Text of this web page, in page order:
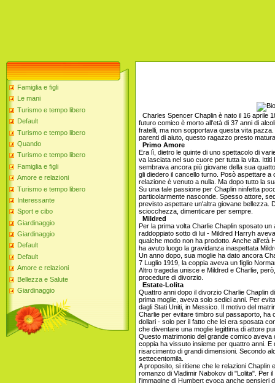
Famiglia e figli
Le mani
Turismo e tempo libero
Default
Turismo e tempo libero
Quando
Turismo e tempo libero
Famiglia e figli
Amore e relazioni
Turismo e tempo libero
Interessante
Sport e cibo
Giardinaggio
Giardinaggio
Default
Default
Amore e relazioni
Bellezza e Salute
Giardinaggio
Charles Spencer Chaplin è nato il 16 aprile
futuro comico è morto all'età di 37 anni di
fratelli, ma non sopportava questa vita
parenti di aiuto, questo ragazzo presto
Primo Amore
Era lì, dietro le quinte di uno spettacolo di
va lasciata nel suo cuore per tutta la vita.
sembrava ancora più giovane della sua
gli diedero il cancello turno. Posò aspettare
relazione è venuto a nulla. Ma dopo tutto la
Su una tale passione per Chaplin ninfetta
particolarmente nasconde. Spesso attore,
previsto aspettare un'altra giovane bellezza.
sciocchezza, dimenticare per sempre.
Mildred
Per la prima volta Charlie Chaplin sposato
raddoppiato sotto di lui - Mildred Harryh
qualche modo non ha prodotto. Anche all'età
ha avuto luogo la gravidanza inaspettata
Un anno dopo, sua moglie ha dato ancora
7 Luglio 1919, la coppia aveva un figlio
Altro tragedia unisce e Mildred e Charlie,
procedure di divorzio.
Estate-Lolita
Quattro anni dopo il divorzio Charlie Chaplin
prima moglie, aveva solo sedici anni. Per
dagli Stati Uniti, in Messico. Il motivo del
Charlie per evitare timbro sul passaporto, ha
dollari - solo per il fatto che lei era sposata
che diventare una moglie legittima di attore
Questo matrimonio del grande comico aveva
coppia ha vissuto insieme per quattro anni.
risarcimento di grandi dimensioni. Secondo
settecentomila.
A proposito, si ritiene che le relazioni Chaplin
romanzo di Vladimir Nabokov di "Lolita". Per
l'immagine di Humbert evoca anche pensieri